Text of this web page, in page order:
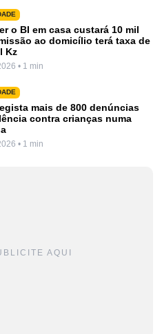
o BI em casa custará 10 mil
ao domicílio terá taxa de
Kz
• 1 min
mais de 800 denúncias
contra crianças numa
• 1 min
AQUI